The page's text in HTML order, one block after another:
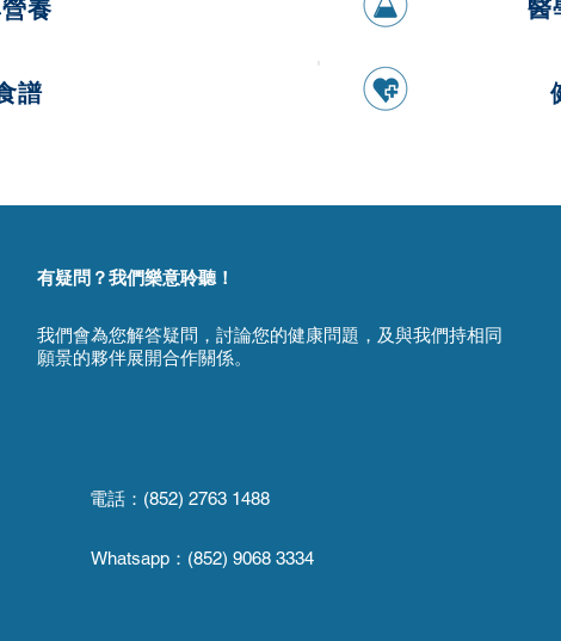
養
譜
醫
有疑問？我們樂意聆聽！
我們會為您解答疑問，討論您的健康問題，及與我們持相同
願景的夥伴展開合作關係。
電話：(852) 2763 1488
Whatsapp： (852) 9068 3334